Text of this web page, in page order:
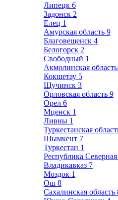
Липецк 6
Задонск 2
Елец 1
Амурская область 9
Благовещенск 4
Белогорск 2
Свободный 1
Акмолинская область
Кокшетау 5
Щучинск 3
Орловская область 9
Орел 6
Мценск 1
Ливны 1
Туркестанская
Шымкент 7
Туркестан 1
Республика
Владикавказ 7
Моздок 1
Ош 8
Сахалинская область